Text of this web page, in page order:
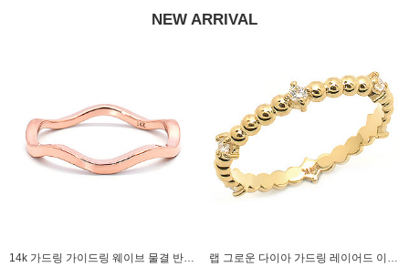
NEW ARRIVAL
14k 가드링 가이드링 웨이브 물결 반지 파도
랩 그로운 다이아 가드링 레이어드 이터너티 반지 볼리움 식스